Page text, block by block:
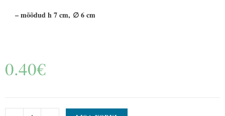
– mõõdud h 7 cm, ∅ 6 cm
0.40€